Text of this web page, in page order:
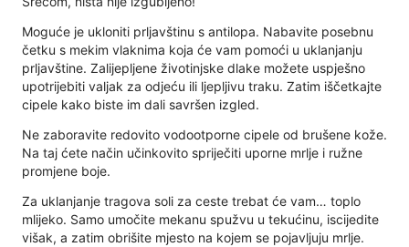
Moguće je ukloniti prljavštinu s antilopa. Nabavite posebnu
četku s mekim vlaknima koja će vam pomoći u uklanjanju
prljavštine. Zalijepljene životinjske dlake možete uspješno
upotrijebiti valjak za odjeću ili ljepljivu traku. Zatim iščetkajte
cipele kako biste im dali savršen izgled.
Ne zaboravite redovito vodootporne cipele od brušene kože.
Na taj ćete način učinkovito spriječiti uporne mrlje i ružne
promjene boje.
Za uklanjanje tragova soli za ceste trebat će vam… toplo
mlijeko. Samo umočite mekanu spužvu u tekućinu, iscijedite
višak, a zatim obrišite mjesto na kojem se pojavljuju mrlje.